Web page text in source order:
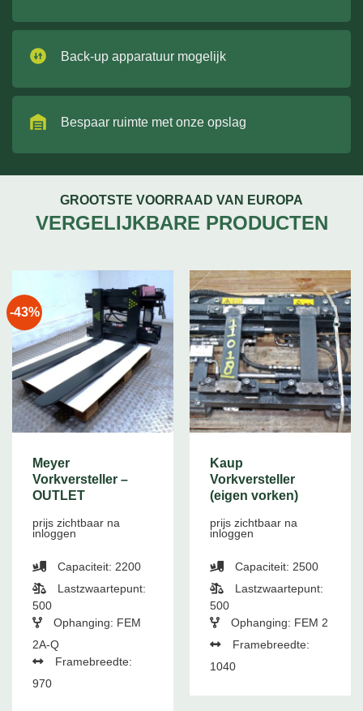
Back-up apparatuur mogelijk
Bespaar ruimte met onze opslag
GROOTSTE VOORRAAD VAN EUROPA
VERGELIJKBARE PRODUCTEN
-43%
Meyer
Vorkversteller –
OUTLET
prijs zichtbaar na
inloggen
Capaciteit: 2200
Lastzwaartepunt:
500
Ophanging: FEM
2A-Q
Framebreedte:
970
Kaup
Vorkversteller
(eigen vorken)
prijs zichtbaar na
inloggen
Capaciteit: 2500
Lastzwaartepunt:
500
Ophanging: FEM 2
Framebreedte:
1040